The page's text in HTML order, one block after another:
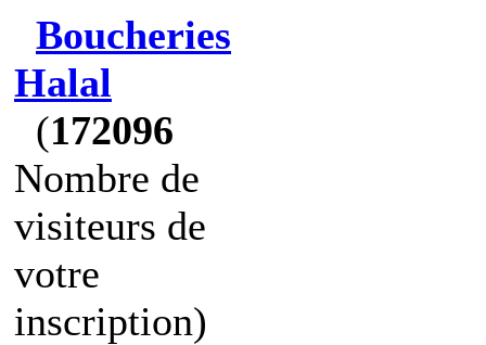
Boucheries
Halal
(172096
Nombre de
visiteurs de
votre
inscription)